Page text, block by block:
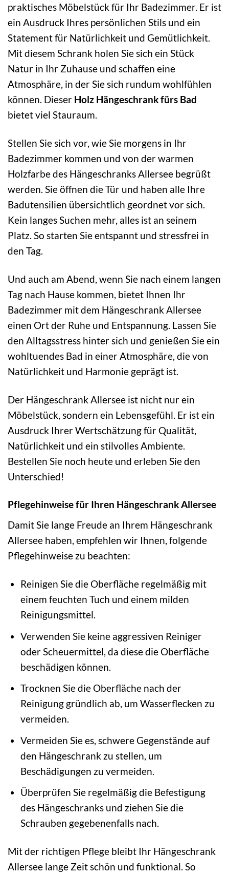
praktisches Möbelstück für Ihr Badezimmer. Er ist
ein Ausdruck Ihres persönlichen Stils und ein
Statement für Natürlichkeit und Gemütlichkeit.
Mit diesem Schrank holen Sie sich ein Stück
Natur in Ihr Zuhause und schaffen eine
Atmosphäre, in der Sie sich rundum wohlfühlen
können. Dieser Holz Hängeschrank fürs Bad
bietet viel Stauraum.
Stellen Sie sich vor, wie Sie morgens in Ihr
Badezimmer kommen und von der warmen
Holzfarbe des Hängeschranks Allersee begrüßt
werden. Sie öffnen die Tür und haben alle Ihre
Badutensilien übersichtlich geordnet vor sich.
Kein langes Suchen mehr, alles ist an seinem
Platz. So starten Sie entspannt und stressfrei in
den Tag.
Und auch am Abend, wenn Sie nach einem langen
Tag nach Hause kommen, bietet Ihnen Ihr
Badezimmer mit dem Hängeschrank Allersee
einen Ort der Ruhe und Entspannung. Lassen Sie
den Alltagsstress hinter sich und genießen Sie ein
wohltuendes Bad in einer Atmosphäre, die von
Natürlichkeit und Harmonie geprägt ist.
Der Hängeschrank Allersee ist nicht nur ein
Möbelstück, sondern ein Lebensgefühl. Er ist ein
Ausdruck Ihrer Wertschätzung für Qualität,
Natürlichkeit und ein stilvolles Ambiente.
Bestellen Sie noch heute und erleben Sie den
Unterschied!
Pflegehinweise für Ihren Hängeschrank Allersee
Damit Sie lange Freude an Ihrem Hängeschrank
Allersee haben, empfehlen wir Ihnen, folgende
Pflegehinweise zu beachten:
Reinigen Sie die Oberfläche regelmäßig mit
einem feuchten Tuch und einem milden
Reinigungsmittel.
Verwenden Sie keine aggressiven Reiniger
oder Scheuermittel, da diese die Oberfläche
beschädigen können.
Trocknen Sie die Oberfläche nach der
Reinigung gründlich ab, um Wasserflecken zu
vermeiden.
Vermeiden Sie es, schwere Gegenstände auf
den Hängeschrank zu stellen, um
Beschädigungen zu vermeiden.
Überprüfen Sie regelmäßig die Befestigung
des Hängeschranks und ziehen Sie die
Schrauben gegebenenfalls nach.
Mit der richtigen Pflege bleibt Ihr Hängeschrank
Allersee lange Zeit schön und funktional. So